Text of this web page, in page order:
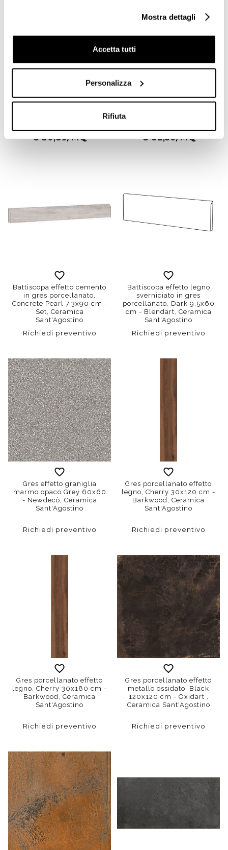
Mostra dettagli
Accetta tutti
Personalizza
Rifiuta
legno, Oak Naturale,
€ 30,89/MQ
cemento 60x120 cm, Taupe
€ 82,50/MQ
Battiscopa effetto cemento
in gres porcellanato,
Concrete Pearl 7,3x90 cm -
Set, Ceramica
Sant'Agostino
Richiedi preventivo
Battiscopa effetto legno
sverniciato in gres
porcellanato, Dark 9,5x60
cm - Blendart, Ceramica
Sant'Agostino
Richiedi preventivo
Gres effetto graniglia
marmo opaco Grey 60x60
- Newdecò, Ceramica
Sant'Agostino
Richiedi preventivo
Gres porcellanato effetto
legno, Cherry 30x120 cm -
Barkwood, Ceramica
Sant'Agostino
Richiedi preventivo
Gres porcellanato effetto
legno, Cherry 30x180 cm -
Barkwood, Ceramica
Sant'Agostino
Richiedi preventivo
Gres porcellanato effetto
metallo ossidato, Black
120x120 cm - Oxidart ,
Ceramica Sant'Agostino
Richiedi preventivo